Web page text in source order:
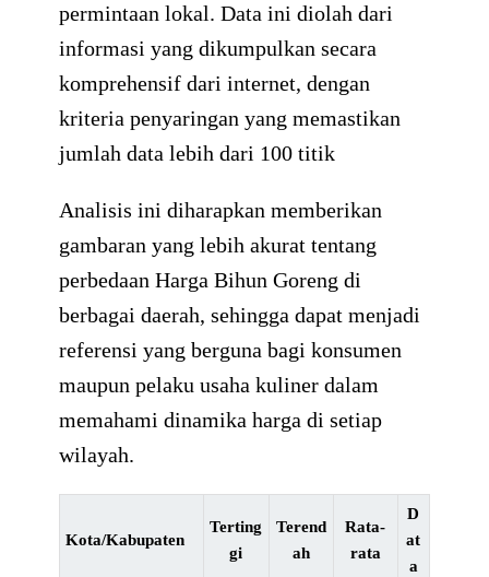
permintaan lokal. Data ini diolah dari
informasi yang dikumpulkan secara
komprehensif dari internet, dengan
kriteria penyaringan yang memastikan
jumlah data lebih dari 100 titik
Analisis ini diharapkan memberikan
gambaran yang lebih akurat tentang
perbedaan Harga Bihun Goreng di
berbagai daerah, sehingga dapat menjadi
referensi yang berguna bagi konsumen
maupun pelaku usaha kuliner dalam
memahami dinamika harga di setiap
wilayah.
Kota/Kabupaten
Terting
gi
Terend
ah
Rata-
rata
D
at
a